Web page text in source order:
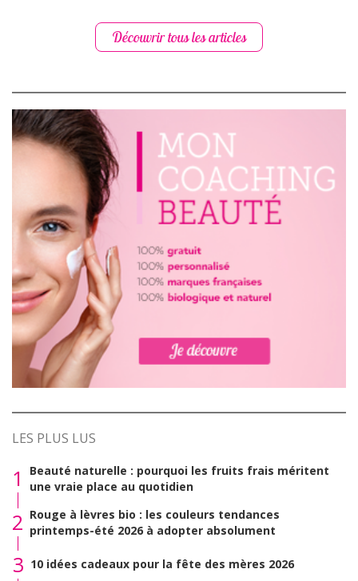
Découvrir tous les articles
LES PLUS LUS
1
Beauté naturelle : pourquoi les fruits frais méritent
une vraie place au quotidien
2 Rouge à lèvres bio : les couleurs tendances
printemps-été 2026 à adopter absolument
3 10 idées cadeaux pour la fête des mères 2026